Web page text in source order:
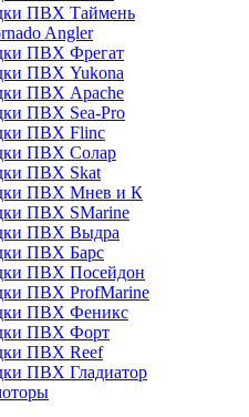
ПВХ Таймень
Angler
ПВХ Фрегат
ПВХ Yukona
ПВХ Apache
ПВХ Sea-Pro
ПВХ Flinc
ПВХ Солар
ПВХ Skat
ПВХ Мнев и К
ПВХ SMarine
ПВХ Выдра
ПВХ Барс
ПВХ Посейдон
ПВХ ProfMarine
ПВХ Феникс
ПВХ Форт
ПВХ Reef
ПВХ Гладиатор